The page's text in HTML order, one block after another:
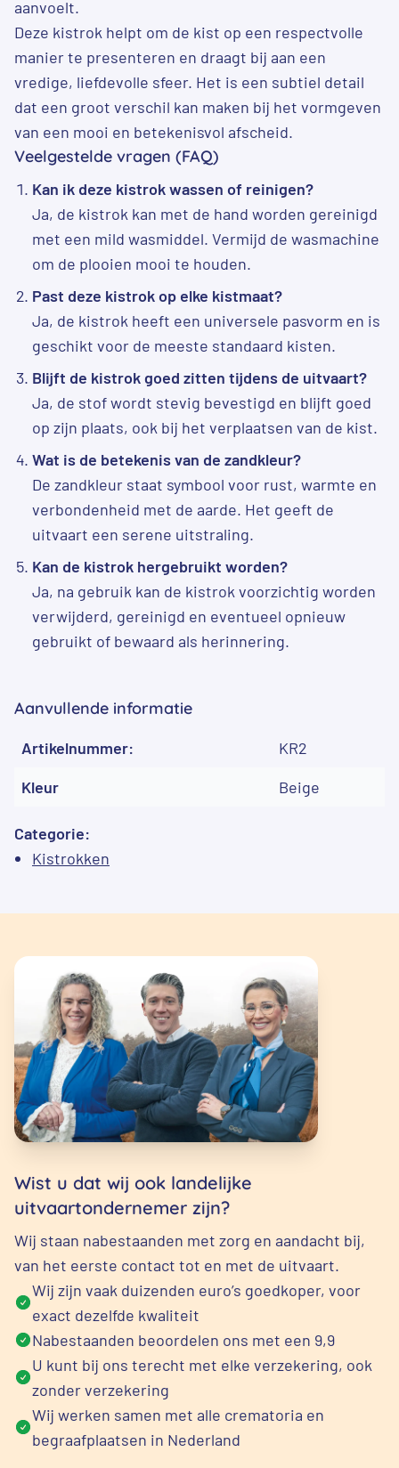
aanvoelt.
Deze kistrok helpt om de kist op een respectvolle
manier te presenteren en draagt bij aan een
vredige, liefdevolle sfeer. Het is een subtiel detail
dat een groot verschil kan maken bij het vormgeven
van een mooi en betekenisvol afscheid.
Veelgestelde vragen (FAQ)
Kan ik deze kistrok wassen of reinigen?
Ja, de kistrok kan met de hand worden gereinigd
met een mild wasmiddel. Vermijd de wasmachine
om de plooien mooi te houden.
Past deze kistrok op elke kistmaat?
Ja, de kistrok heeft een universele pasvorm en is
geschikt voor de meeste standaard kisten.
Blijft de kistrok goed zitten tijdens de uitvaart?
Ja, de stof wordt stevig bevestigd en blijft goed
op zijn plaats, ook bij het verplaatsen van de kist.
Wat is de betekenis van de zandkleur?
De zandkleur staat symbool voor rust, warmte en
verbondenheid met de aarde. Het geeft de
uitvaart een serene uitstraling.
Kan de kistrok hergebruikt worden?
Ja, na gebruik kan de kistrok voorzichtig worden
verwijderd, gereinigd en eventueel opnieuw
gebruikt of bewaard als herinnering.
Aanvullende informatie
Artikelnummer:
KR2
Kleur
Beige
Categorie:
Kistrokken
Wist u dat wij ook landelijke
uitvaartondernemer zijn?
Wij staan nabestaanden met zorg en aandacht bij,
van het eerste contact tot en met de uitvaart.
Wij zijn vaak duizenden euro’s goedkoper, voor
exact dezelfde kwaliteit
Nabestaanden beoordelen ons met een 9,9
U kunt bij ons terecht met elke verzekering, ook
zonder verzekering
Wij werken samen met alle crematoria en
begraafplaatsen in Nederland